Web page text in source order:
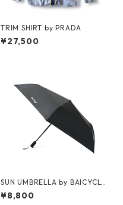
TRIM SHIRT by PRADA
¥27,500
SUN UMBRELLA by BAICYCL
ON
¥8,800